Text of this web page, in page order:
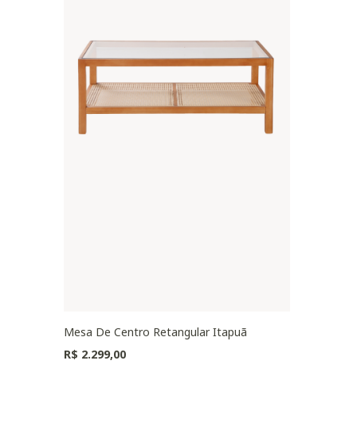
Mesa De Centro Retangular Itapuã
R$ 2.299,00